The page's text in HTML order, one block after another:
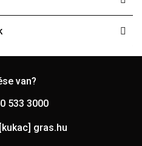
van?
533 3000
gras.hu